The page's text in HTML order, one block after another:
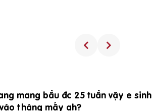
mang bầu đc 25 tuần vậy e sinh
tháng mấy ạh?